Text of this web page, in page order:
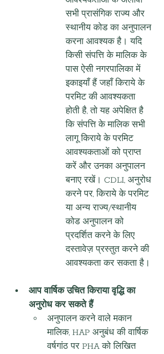
सभी प्रासंगिक राज्य और
स्थानीय कोड का अनुपालन
करना आवश्यक है। यदि
किसी संपत्ति के मालिक के
पास ऐसी नगरपालिका में
इकाइयाँ हैं जहाँ किराये के
परमिट की आवश्यकता
होती है, तो यह अपेक्षित है
कि संपत्ति के मालिक सभी
लागू किराये के परमिट
आवश्यकताओं को प्राप्त
करें और उनका अनुपालन
बनाए रखें। CDLI, अनुरोध
करने पर, किराये के परमिट
या अन्य राज्य/स्थानीय
कोड अनुपालन को
प्रदर्शित करने के लिए
दस्तावेज़ प्रस्तुत करने की
आवश्यकता कर सकता है।
आप वार्षिक उचित किराया वृद्धि का
अनुरोध कर सकते हैं
अनुपालन करने वाले मकान
मालिक, HAP अनुबंध की वार्षिक
वर्षगांठ पर PHA को लिखित